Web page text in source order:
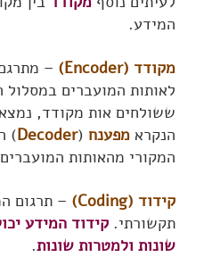
המידע.
מקודד (Encoder)
–
לאותות המועברים
ששולחים אות מקודד,
הנקרא מפענח (
Decoder
)
המקורי מהאותות
קידוד (Coding)
– תרגום
תקשורתי. קידוד המידע
שונות ולמטרות שונות.